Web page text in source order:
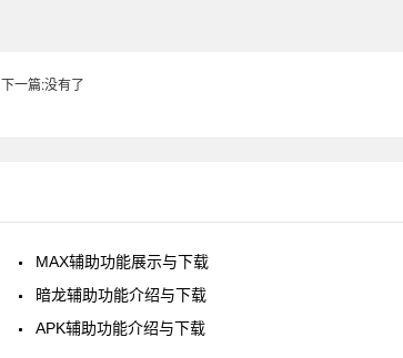
下一篇:没有了
MAX辅助功能展示与下载
暗龙辅助功能介绍与下载
APK辅助功能介绍与下载